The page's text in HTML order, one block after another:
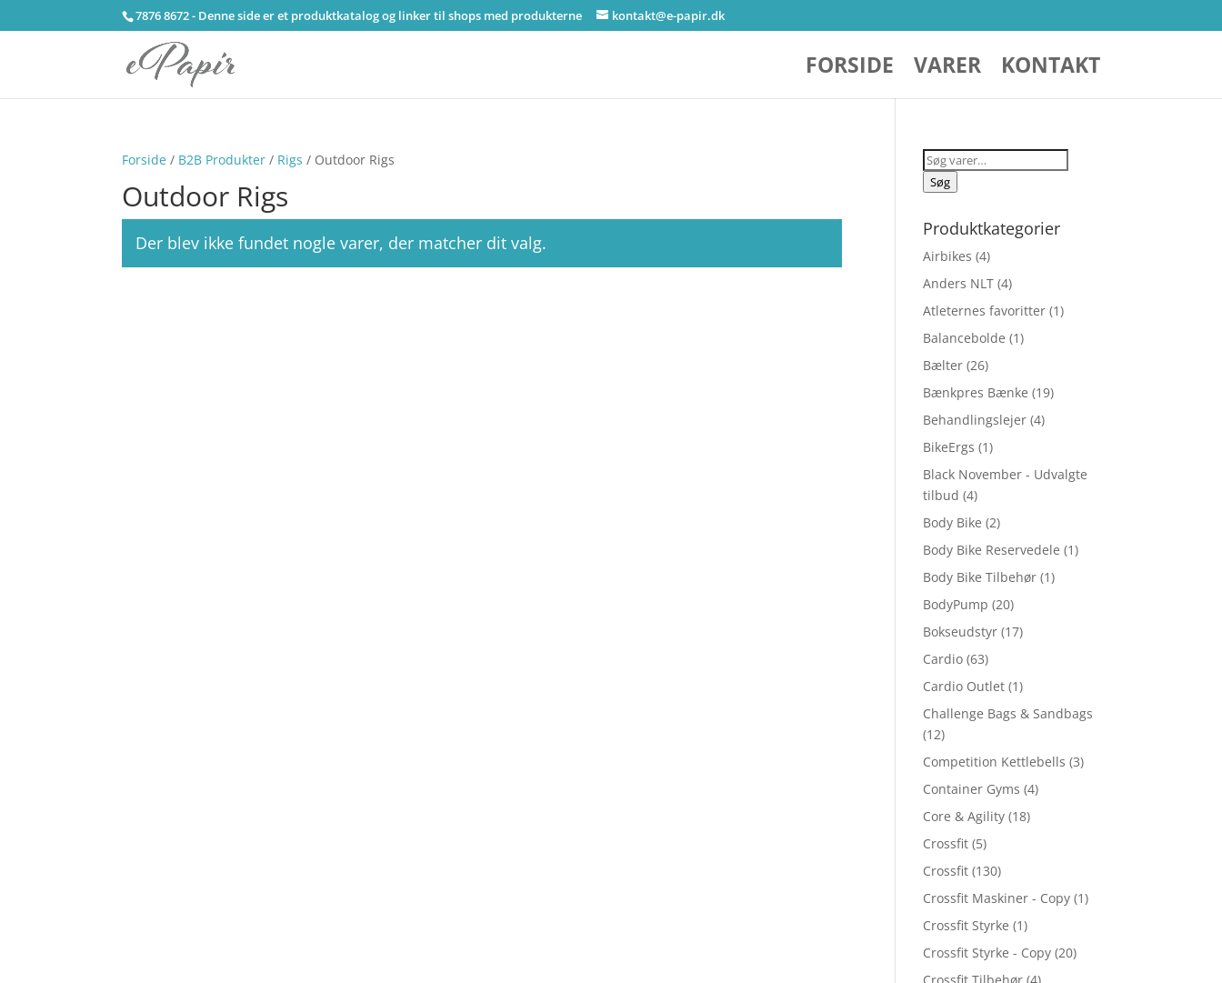
7876 8672 - Denne side er et produktkatalog og linker til shops med produkterne kontakt@e-papir.dk
FORSIDE VARER KONTAKT
Forside / B2B Produkter / Rigs / Outdoor Rigs
Outdoor Rigs
Der blev ikke fundet nogle varer, der matcher dit valg.
Søg
efter:
Søg
Produktkategorier
Airbikes (4)
Anders NLT (4)
Atleternes favoritter (1)
Balancebolde (1)
Bælter (26)
Bænkpres Bænke (19)
Behandlingslejer (4)
BikeErgs (1)
Black November - Udvalgte
tilbud (4)
Body Bike (2)
Body Bike Reservedele (1)
Body Bike Tilbehør (1)
BodyPump (20)
Bokseudstyr (17)
Cardio (63)
Cardio Outlet (1)
Challenge Bags & Sandbags
(12)
Competition Kettlebells (3)
Container Gyms (4)
Core & Agility (18)
Crossfit (5)
Crossfit (130)
Crossfit Maskiner - Copy (1)
Crossfit Styrke (1)
Crossfit Styrke - Copy (20)